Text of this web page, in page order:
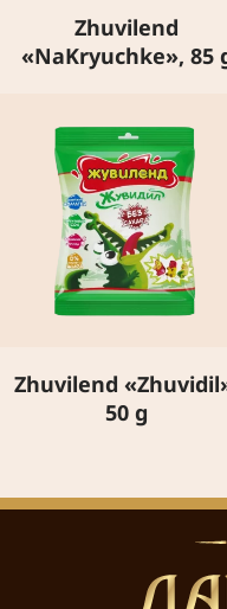
Zhuvilend
«NaKryuchke», 85
Zhuvilend
50 g